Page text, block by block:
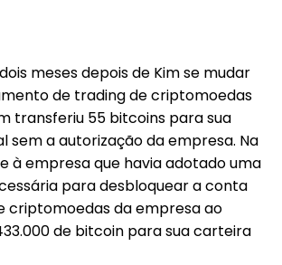
meses depois de Kim se mudar
de trading de criptomoedas
transferiu 55 bitcoins para sua
sem a autorização da empresa. Na
à empresa que havia adotado uma
para desbloquear a conta
criptomoedas da empresa ao
de bitcoin para sua carteira